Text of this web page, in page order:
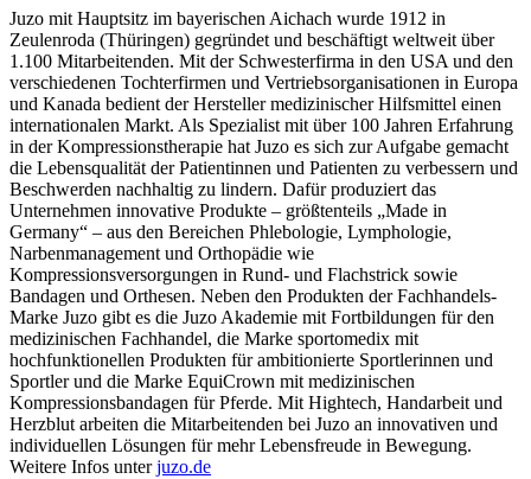
Juzo mit Hauptsitz im bayerischen Aichach wurde 1912 in
Zeulenroda (Thüringen) gegründet und beschäftigt weltweit über
1.100 Mitarbeitenden. Mit der Schwesterfirma in den USA und den
verschiedenen Tochterfirmen und Vertriebsorganisationen in Europa
und Kanada bedient der Hersteller medizinischer Hilfsmittel einen
internationalen Markt. Als Spezialist mit über 100 Jahren Erfahrung
in der Kompressionstherapie hat Juzo es sich zur Aufgabe gemacht
die Lebensqualität der Patientinnen und Patienten zu verbessern und
Beschwerden nachhaltig zu lindern. Dafür produziert das
Unternehmen innovative Produkte – größtenteils „Made in
Germany“ – aus den Bereichen Phlebologie, Lymphologie,
Narbenmanagement und Orthopädie wie
Kompressionsversorgungen in Rund- und Flachstrick sowie
Bandagen und Orthesen. Neben den Produkten der Fachhandels-
Marke Juzo gibt es die Juzo Akademie mit Fortbildungen für den
medizinischen Fachhandel, die Marke sportomedix mit
hochfunktionellen Produkten für ambitionierte Sportlerinnen und
Sportler und die Marke EquiCrown mit medizinischen
Kompressionsbandagen für Pferde. Mit Hightech, Handarbeit und
Herzblut arbeiten die Mitarbeitenden bei Juzo an innovativen und
individuellen Lösungen für mehr Lebensfreude in Bewegung.
Weitere Infos unterjuzo.de